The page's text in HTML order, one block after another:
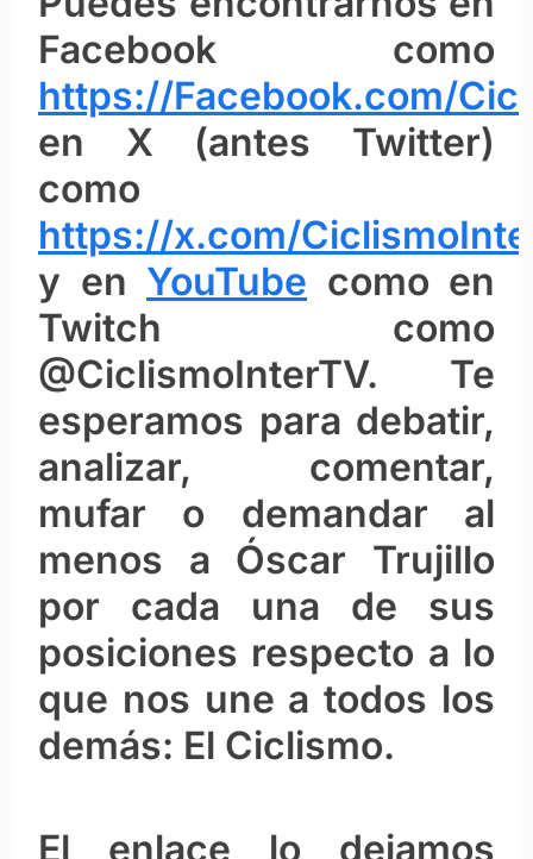
Facebook como
https://Facebook.com/
en X (antes Twitter)
como
https://x.com/
y en YouTube como en
Twitch como
@CiclismoInterTV. Te
esperamos para debatir,
analizar, comentar,
mufar o demandar al
menos a Óscar Trujillo
por cada una de sus
posiciones respecto a lo
que nos une a todos los
demás: El Ciclismo.
El enlace lo dejamos